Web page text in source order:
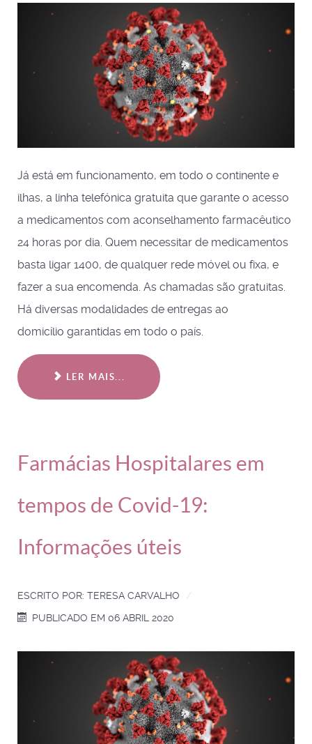
Já está em funcionamento, em todo o continente e
ilhas, a linha telefónica gratuita que garante o acesso
a medicamentos com aconselhamento farmacêutico
24 horas por dia. Quem necessitar de medicamentos
basta ligar 1400, de qualquer rede móvel ou fixa, e
fazer a sua encomenda. As chamadas são gratuitas.
Há diversas modalidades de entregas ao
domicílio garantidas em todo o país.
LER MAIS...
Farmácias Hospitalares em
tempos de Covid-19:
Informações úteis
ESCRITO POR: TERESA CARVALHO
PUBLICADO EM 06 ABRIL 2020